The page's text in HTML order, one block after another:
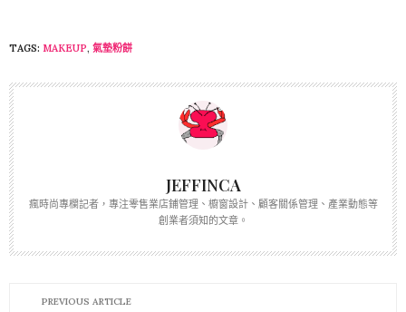
TAGS: MAKEUP, 氣墊粉餅
JEFFINCA
瘋時尚專欄記者，專注零售業店鋪管理、櫥窗設計、顧客關係管理、產業動態等
創業者須知的文章。
PREVIOUS ARTICLE